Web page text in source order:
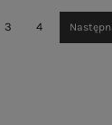
3 4